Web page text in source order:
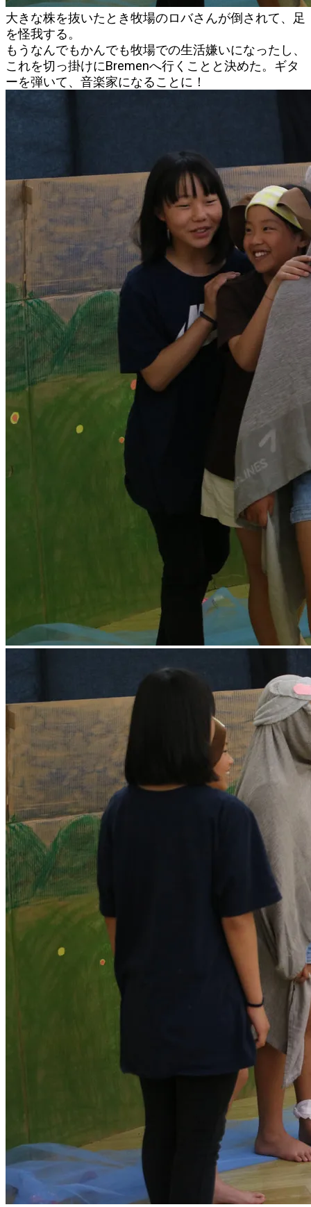
大きな株を抜いたとき牧場のロバさんが倒されて、足
を怪我する。
もうなんでもかんでも牧場での生活嫌いになったし、
これを切っ掛けにBremenへ行くことと決めた。ギタ
ーを弾いて、音楽家になることに！